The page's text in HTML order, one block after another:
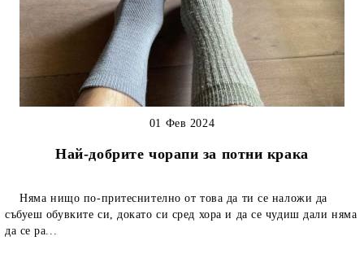
Най-добрите чорапи за потни крака
01 Фев 2024
Няма нищо по-притеснително от това да ти се наложи да
събуеш обувките си, докато си сред хора и да се чудиш дали няма
да се ра...